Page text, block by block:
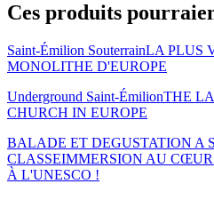
Ces produits
Saint-Émilion SouterrainLA PLUS
MONOLITHE D'EUROPE
Underground Saint-ÉmilionTHE
CHURCH IN EUROPE
BALADE ET DEGUSTATION A
CLASSEIMMERSION AU
À L'UNESCO !